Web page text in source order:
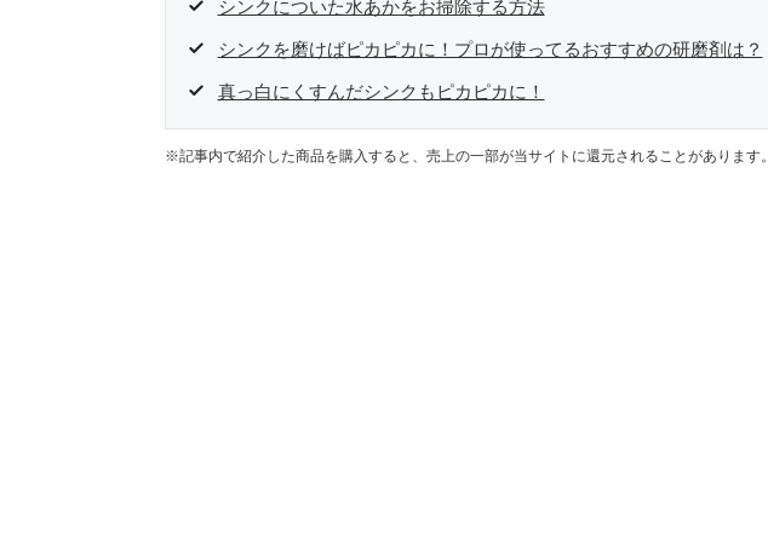
シンクについた水あかをお掃除する方法
シンクを磨けばピカピカに！プロが使ってるおすすめの研磨剤は？
真っ白にくすんだシンクもピカピカに！
※記事内で紹介した商品を購入すると、売上の一部が当サイトに還元されることがあります。